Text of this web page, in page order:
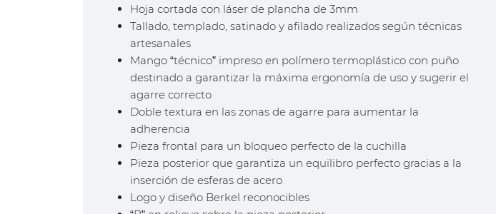
Hoja cortada con láser de plancha de 3mm
Tallado, templado, satinado y afilado realizados según técnicas
artesanales
Mango “técnico” impreso en polímero termoplástico con puño
destinado a garantizar la máxima ergonomía de uso y sugerir el
agarre correcto
Doble textura en las zonas de agarre para aumentar la
adherencia
Pieza frontal para un bloqueo perfecto de la cuchilla
Pieza posterior que garantiza un equilibro perfecto gracias a la
inserción de esferas de acero
Logo y diseño Berkel reconocibles